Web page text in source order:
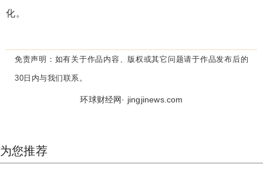
化。
免责声明： 如有关于作品内容、版权或其它问题请于作品发布后的
30日内与我们联系。
环球财经网· jingjinews.com
为您推荐